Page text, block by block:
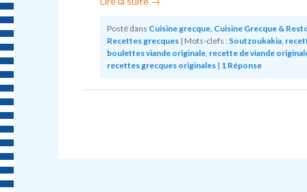
Posté dans Cuisine grecque, Cuisine Grecque &
Recettes grecques | Mots-clefs : Soutzoukakia,
boulettes viande originale, recette de viande
recettes grecques originales | 1Réponse